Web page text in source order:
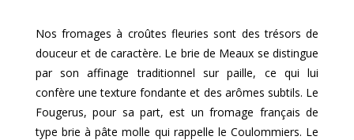
Nos fromages à croûtes fleuries sont des trésors de
douceur et de caractère. Le brie de Meaux se distingue
par son affinage traditionnel sur paille, ce qui lui
confère une texture fondante et des arômes subtils. Le
Fougerus, pour sa part, est un fromage français de
type brie à pâte molle qui rappelle le Coulommiers. Le